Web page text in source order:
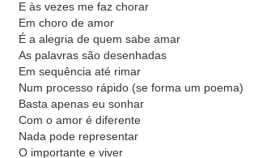
E às vezes me faz chorar
Em choro de amor
É a alegria de quem sabe amar
As palavras são desenhadas
Em sequência até rimar
Num processo rápido (se forma um poema)
Basta apenas eu sonhar
Com o amor é diferente
Nada pode representar
O importante e viver